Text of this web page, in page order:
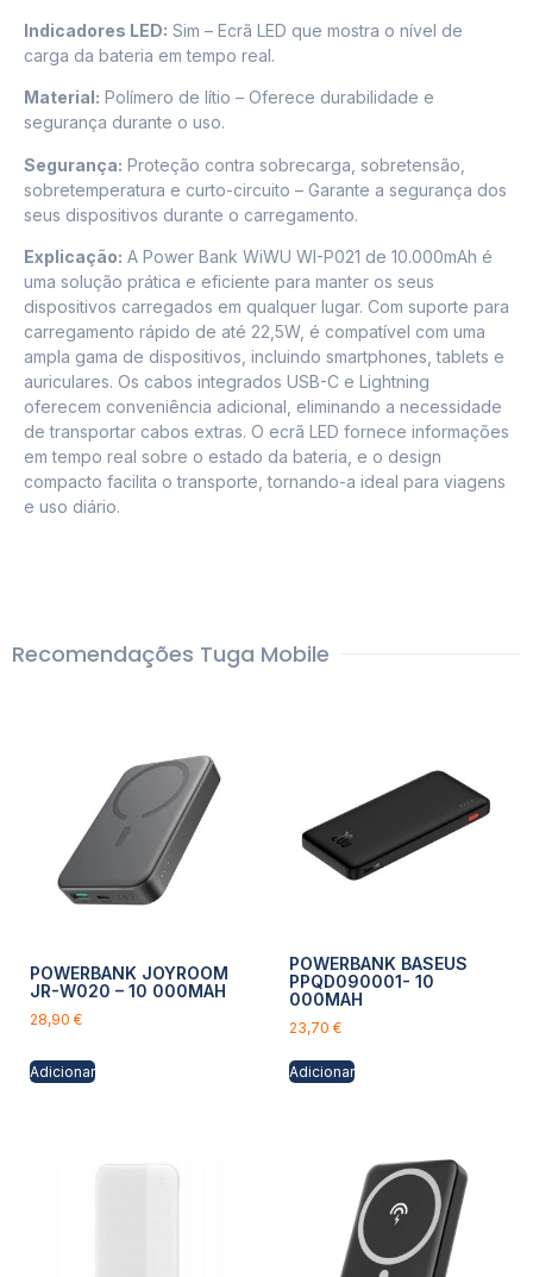
Indicadores LED: Sim – Ecrã LED que mostra o nível de
carga da bateria em tempo real.​
Material: Polímero de lítio – Oferece durabilidade e
segurança durante o uso.​
Segurança: Proteção contra sobrecarga, sobretensão,
sobretemperatura e curto-circuito – Garante a segurança dos
seus dispositivos durante o carregamento.​
Explicação: A Power Bank WiWU WI-P021 de 10.000mAh é
uma solução prática e eficiente para manter os seus
dispositivos carregados em qualquer lugar. Com suporte para
carregamento rápido de até 22,5W, é compatível com uma
ampla gama de dispositivos, incluindo smartphones, tablets e
auriculares. Os cabos integrados USB-C e Lightning
oferecem conveniência adicional, eliminando a necessidade
de transportar cabos extras. O ecrã LED fornece informações
em tempo real sobre o estado da bateria, e o design
compacto facilita o transporte, tornando-a ideal para viagens
e uso diário.​
Recomendações Tuga Mobile
POWERBANK JOYROOM
JR-W020 – 10 000MAH
28,90 €
Adicionar
POWERBANK BASEUS
PPQD090001- 10
000MAH
23,70 €
Adicionar